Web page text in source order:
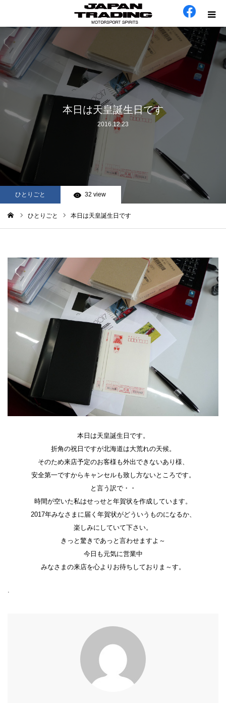
本日は天皇誕生日です
2016.12.23
ひとりごと 32 view
ひとりごと 本日は天皇誕生日です
本日は天皇誕生日です。
折角の祝日ですが北海道は大荒れの天候。
そのため来店予定のお客様も外出できないあり様、
安全第一ですからキャンセルも致し方ないところです。
と言う訳で・・
時間が空いた私はせっせと年賀状を作成しています。
2017年みなさまに届く年賀状がどういうものになるか、
楽しみにしていて下さい。
きっと驚きであっと言わせますよ～
今日も元気に営業中
みなさまの来店を心よりお待ちしておりま～す。
ホーム
会社概要
カテゴリー
お問い合わせ